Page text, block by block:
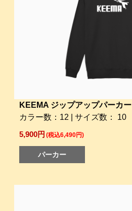
KEEMA ジップアップパーカー
カラー数：12 | サイズ数： 10
5,900円 (税込6,490円)
パーカー